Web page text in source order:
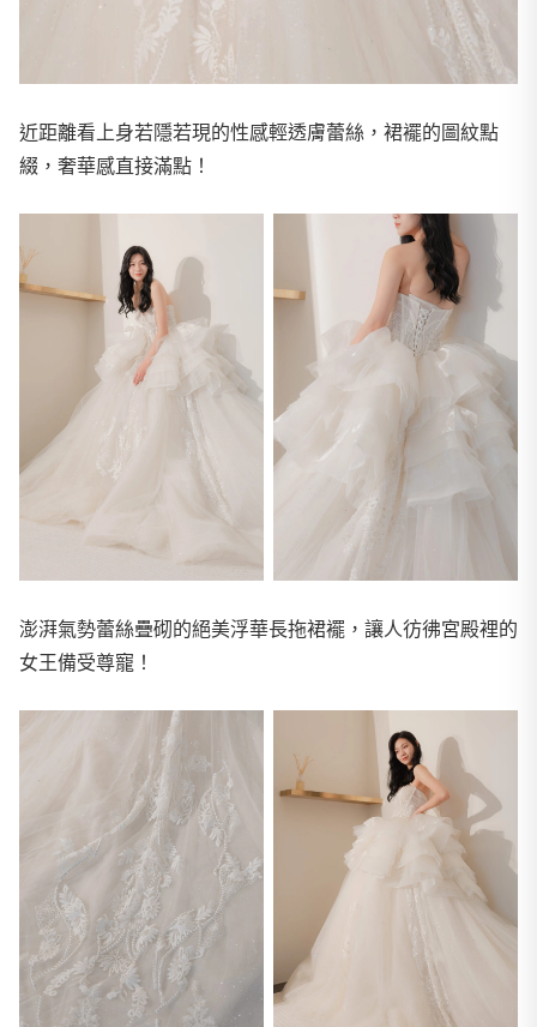
近距離看上身若隱若現的性感輕透膚蕾絲，裙襬的圖紋點
綴，奢華感直接滿點！
澎湃氣勢蕾絲疊砌的絕美浮華長拖裙襬，讓人彷彿宮殿裡的
女王備受尊寵！